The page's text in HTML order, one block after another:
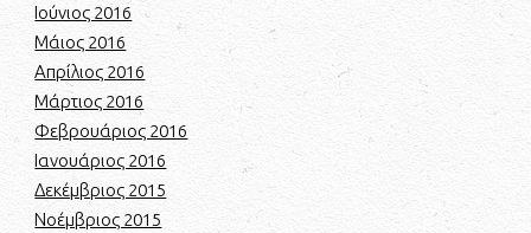
Ιούνιος 2016
Μάιος 2016
Απρίλιος 2016
Μάρτιος 2016
Φεβρουάριος 2016
Ιανουάριος 2016
Δεκέμβριος 2015
Νοέμβριος 2015